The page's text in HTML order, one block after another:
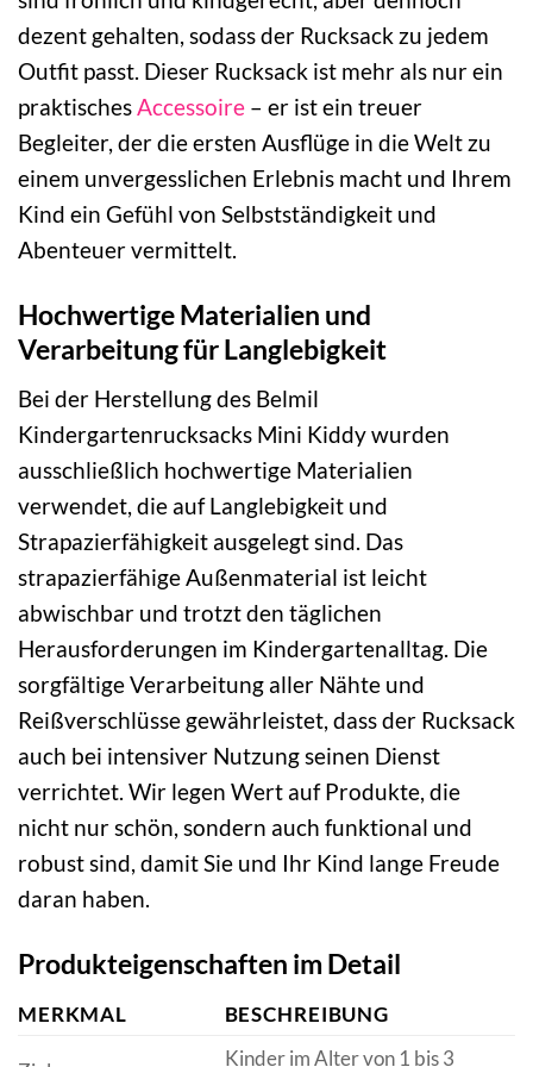
dezent gehalten, sodass der Rucksack zu jedem
Outfit passt. Dieser Rucksack ist mehr als nur ein
praktischesAccessoire – er ist ein treuer
Begleiter, der die ersten Ausflüge in die Welt zu
einem unvergesslichen Erlebnis macht und Ihrem
Kind ein Gefühl von Selbstständigkeit und
Abenteuer vermittelt.
Hochwertige Materialien und
Verarbeitung für Langlebigkeit
Bei der Herstellung des Belmil
Kindergartenrucksacks Mini Kiddy wurden
ausschließlich hochwertige Materialien
verwendet, die auf Langlebigkeit und
Strapazierfähigkeit ausgelegt sind. Das
strapazierfähige Außenmaterial ist leicht
abwischbar und trotzt den täglichen
Herausforderungen im Kindergartenalltag. Die
sorgfältige Verarbeitung aller Nähte und
Reißverschlüsse gewährleistet, dass der Rucksack
auch bei intensiver Nutzung seinen Dienst
verrichtet. Wir legen Wert auf Produkte, die
nicht nur schön, sondern auch funktional und
robust sind, damit Sie und Ihr Kind lange Freude
daran haben.
Produkteigenschaften im Detail
MERKMAL BESCHREIBUNG
Kinder im Alter von 1 bis 3